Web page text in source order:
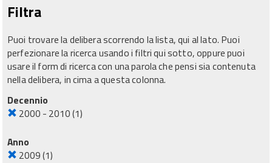
Filtra
Puoi trovare la delibera scorrendo la lista, qui al lato. Puoi
perfezionare la ricerca usando i filtri qui sotto, oppure puoi
usare il form di ricerca con una parola che pensi sia contenuta
nella delibera, in cima a questa colonna.
Decennio
2000 - 2010(1)
Anno
2009(1)